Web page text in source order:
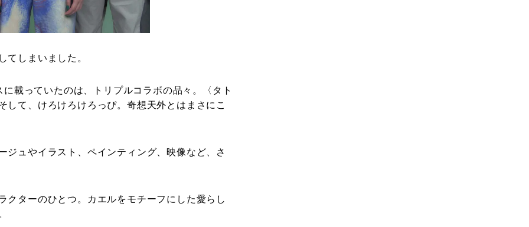
てしまいました。
載っていたのは、トリプルコラボの品々。〈タト
て、けろけろけろっぴ。奇想天外とはまさにこ
ジュやイラスト、ペインティング、映像など、さ
クターのひとつ。カエルをモチーフにした愛らし